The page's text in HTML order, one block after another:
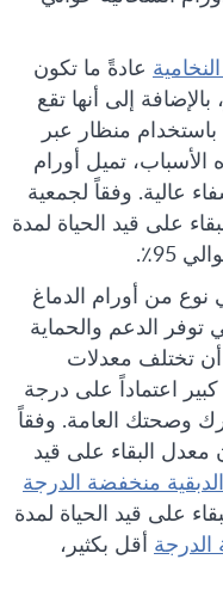
عادةً ما تكون
إلى أنها تقع
منظار عبر
تميل أورام
عالية. وفقاً لجمعية
على قيد الحياة لمدة
نوع من أورام الدماغ
توفر الدعم والحماية
أن تختلف معدلات
اعتماداً على درجة
وصحتك العامة. وفقاً
معدل البقاء على قيد
الدبقية منخفضة الدرجة
على قيد الحياة لمدة
الدرجة أقل بكثير،